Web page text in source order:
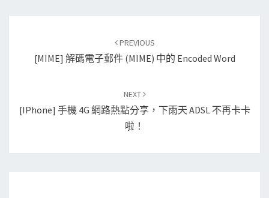
navigation
PREVIOUS
[MIME] 解碼電子郵件 (MIME) 中的 Encoded Word
NEXT
[iPhone] 手機 4G 網路熱點分享，下雨天 ADSL 不再卡卡
啦！